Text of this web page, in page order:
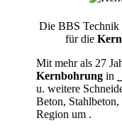
Die BBS Technik
für die
Mit mehr als 27
Kernbohrung in
u. weitere
Beton,
Region um .